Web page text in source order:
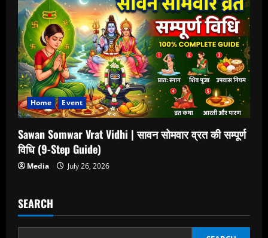
Home Event
Sawan Somwar Vrat Vidhi | सावन सोमवार व्रत की सम्पूर्ण
विधि (9-Step Guide)
Media July 26, 2026
SEARCH